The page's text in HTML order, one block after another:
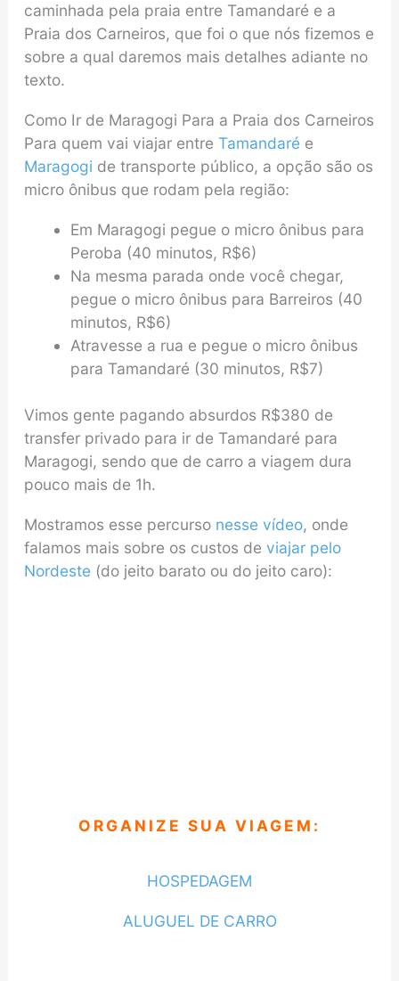
caminhada pela praia entre Tamandaré e a
Praia dos Carneiros, que foi o que nós fizemos e
sobre a qual daremos mais detalhes adiante no
texto.
Como Ir de Maragogi Para a Praia dos Carneiros
Para quem vai viajar entre Tamandaré e
Maragogi de transporte público, a opção são os
micro ônibus que rodam pela região:
Em Maragogi pegue o micro ônibus para
Peroba (40 minutos, R$6)
Na mesma parada onde você chegar,
pegue o micro ônibus para Barreiros (40
minutos, R$6)
Atravesse a rua e pegue o micro ônibus
para Tamandaré (30 minutos, R$7)
Vimos gente pagando absurdos R$380 de
transfer privado para ir de Tamandaré para
Maragogi, sendo que de carro a viagem dura
pouco mais de 1h.
Mostramos esse percurso nesse vídeo, onde
falamos mais sobre os custos de viajar pelo
Nordeste(do jeito barato ou do jeito caro):
ORGANIZE SUA VIAGEM:
HOSPEDAGEM
ALUGUEL DE CARRO